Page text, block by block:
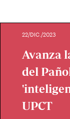
22/DIC./2023
Avanza
del
UPCT